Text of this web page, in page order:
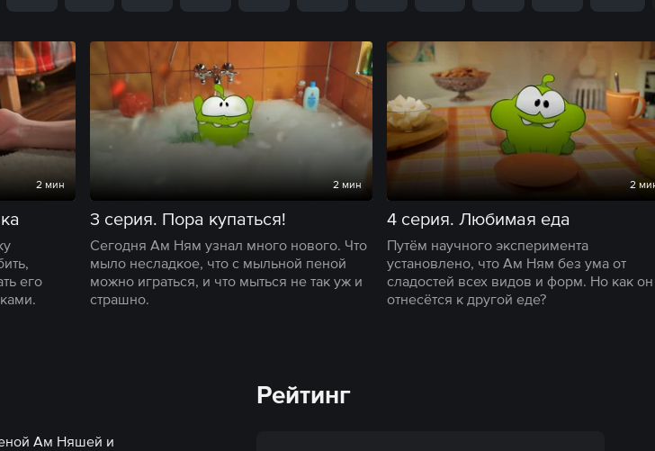
2 мин
его
2 мин
3 серия. Пора купаться!
Сегодня Ам Ням узнал много нового. Что
мыло несладкое, что с мыльной пеной
можно играться, и что мыться не так уж и
страшно.
2
4 серия. Любимая еда
Путём научного эксперимента
установлено, что Ам Ням без ума от
сладостей всех видов и форм. Но как он
отнесётся к другой еде?
Ам Няшей и
Рейтинг